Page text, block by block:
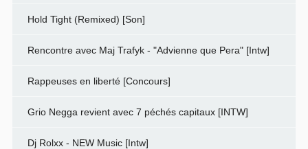
Hold Tight (Remixed) [Son]
Rencontre avec Maj Trafyk - "Advienne que Pera" [Intw]
Rappeuses en liberté [Concours]
Grio Negga revient avec 7 péchés capitaux [INTW]
Dj Rolxx - NEW Music [Intw]